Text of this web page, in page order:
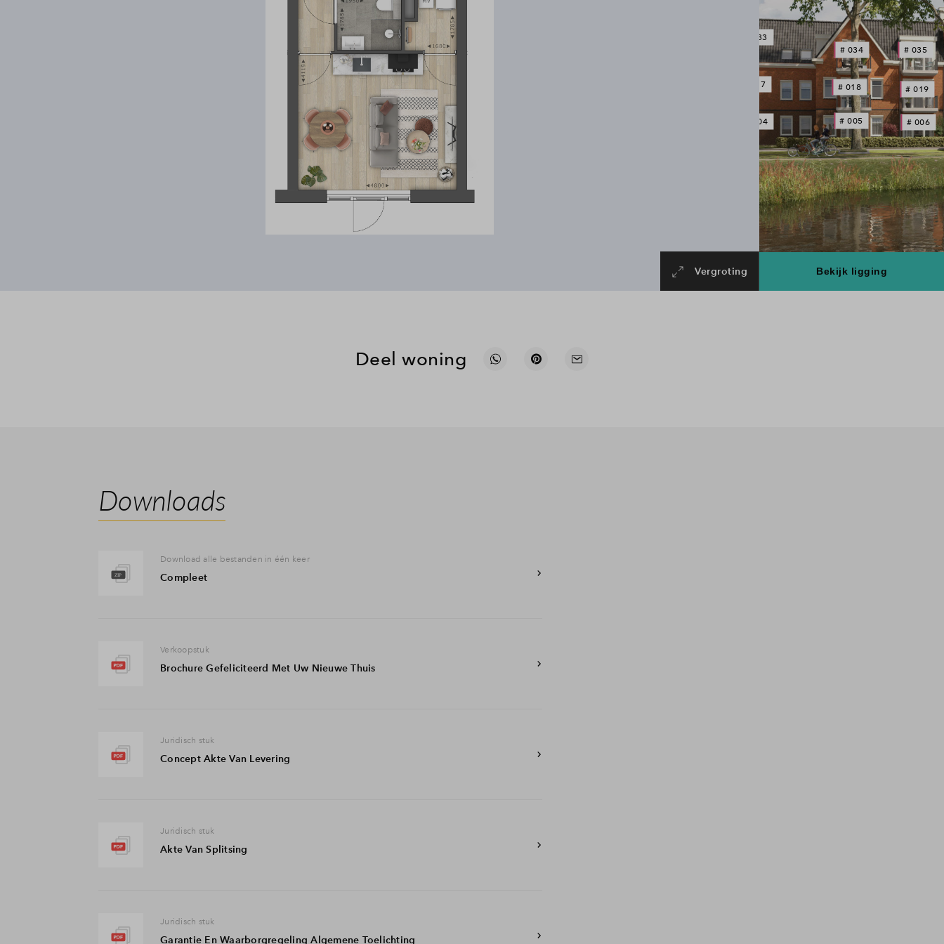
Koper verplicht zich jegens verkoper om bij eigendomsovergang van het verkochte binnen
tien jaren na heden, aan verkoper te betalen, ingeval de eigendom van het verkochte overgaat
gedurende het eerste onderscheidenlijk het tweede, derde, vierde, vijfde, zesde, zevende,
achtste, negende of het tiende jaar na heden, een honderd respectievelijk, negentig, tachtig,
zeventig, zestig, vijftig, veertig, dertig, twintig of tien procent van het bedrag, waarmede het
bedrag van de waarde van het verkochte het bedrag van de koop- en aanneemsom van het
verkrijgen in eigendom van het verkochte te boven gaat. zou zijn aangegaan of zou zijn
verricht indien de in deze bepalingen bedoelde vergoeding niet zou zijn verschuldigd.
Naast bovenstaande restricties is er ook een maximum aan het inkomen gesteld. Voor het
middeninkomen wordt maximaal € 58.582,- gerekend (eenpersoons) en maximaal € 68.582,-
Vergroting
# 004 # 005 # 006
# 017 # 018 # 019
# 033
# 034
# 035
Deel woning
Downloads
Download alle bestanden in één keer
Compleet
Verkoopstuk
Brochure Gefeliciteerd Met Uw Nieuwe Thuis
Juridisch stuk
Concept Akte Van Levering
Juridisch stuk
Akte Van Splitsing
Juridisch stuk
Garantie En Waarborgregeling Algemene Toelichting